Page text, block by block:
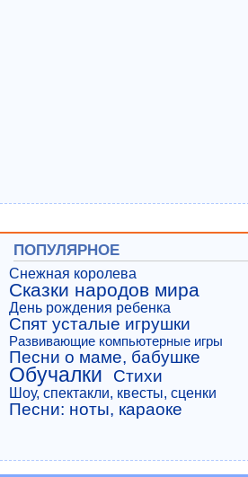
ПОПУЛЯРНОЕ
Снежная королева
Сказки народов мира
День рождения ребенка
Спят усталые игрушки
Развивающие компьютерные игры
Песни о маме, бабушке
Обучалки Стихи
Шоу, спектакли, квесты, сценки
Песни: ноты, караоке